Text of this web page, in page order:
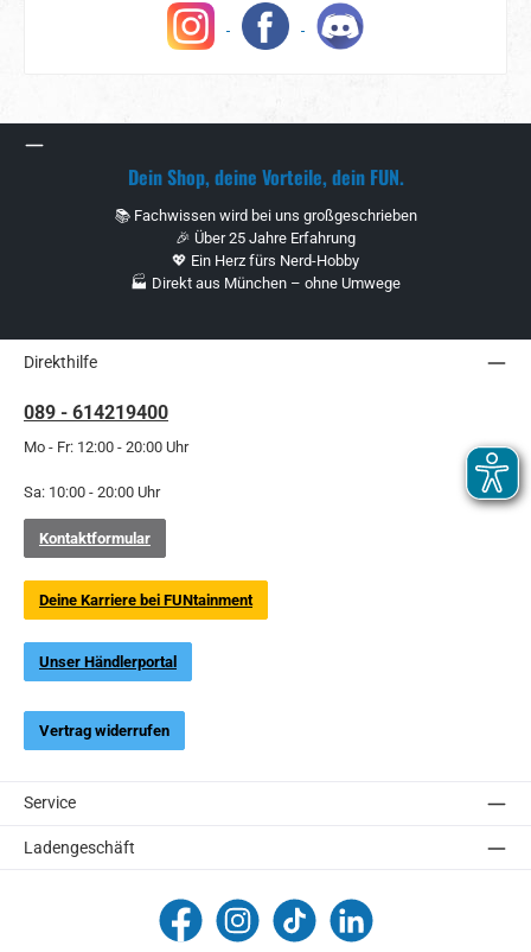
Dein Shop, deine Vorteile, dein FUN.
📚 Fachwissen wird bei uns großgeschrieben
🎉 Über 25 Jahre Erfahrung
💖 Ein Herz fürs Nerd-Hobby
🏭 Direkt aus München – ohne Umwege
Direkthilfe
089 - 614219400
Mo - Fr: 12:00 - 20:00 Uhr
Sa: 10:00 - 20:00 Uhr
Kontaktformular
Deine Karriere bei FUNtainment
Unser Händlerportal
Vertrag widerrufen
Service
Ladengeschäft
FUNtainment Munich
funtainment_mucfuntainment_mucFUNtainment GmbH